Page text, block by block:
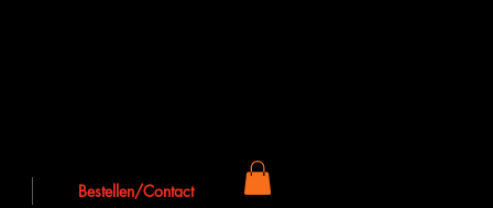
Bestellen/Contact